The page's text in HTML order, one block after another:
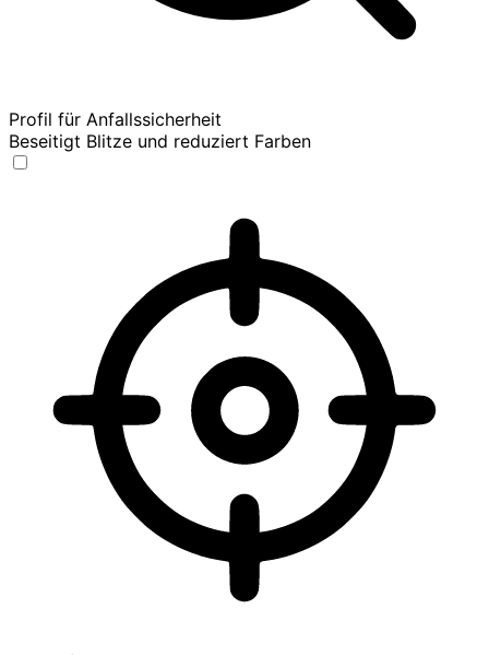
Profil für Anfallssicherheit
Beseitigt Blitze und reduziert Farben